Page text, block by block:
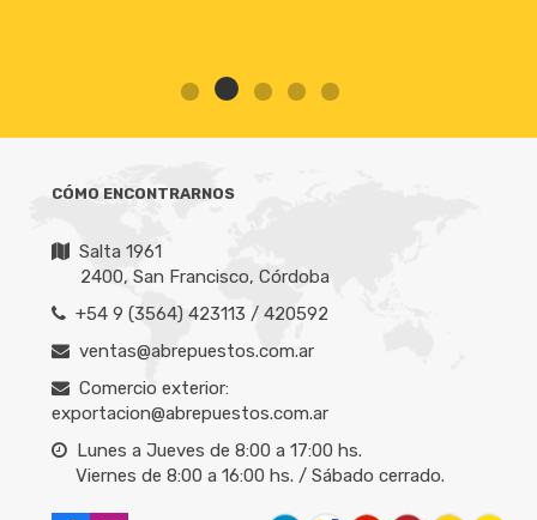
Salta 1961
+54 9 (3564) 423113 / 420592
ventas@abrepuestos.com.ar
Comercio exterior:
exportacion@abrepuestos.com.ar
Lunes a Jueves de 8:00 a 17:00 hs.
Viernes de 8:00 a 16:00 hs. / Sábado cerrado.